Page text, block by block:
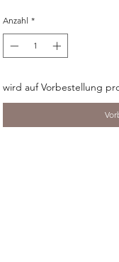
Anzahl *
wird auf Vorbestellung